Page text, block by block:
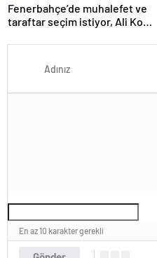
Fenerbahçe’de muhalefet ve
taraftar seçim istiyor, Ali Koç
En az 10 karakter gerekli